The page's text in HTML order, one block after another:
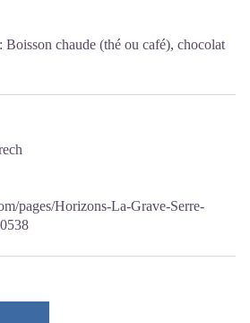
chaude (thé ou café), chocolat
pages/Horizons-La-Grave-Serre-